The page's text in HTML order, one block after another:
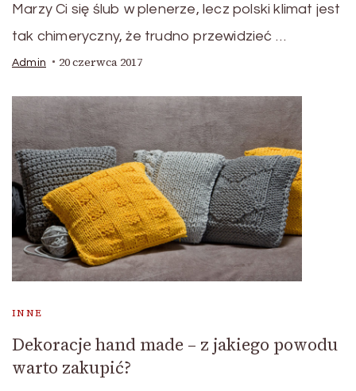
Marzy Ci się ślub w plenerze, lecz polski klimat jest
tak chimeryczny, że trudno przewidzieć …
Admin 20 czerwca 2017
INNE
Dekoracje hand made – z jakiego powodu
warto zakupić?